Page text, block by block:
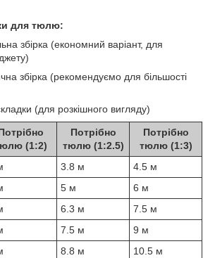
для тюлю:
збірка (економний варіант, для
збірка (рекомендуємо для більшості
(для розкішного вигляду)
(1:2)
Потрібно
тюлю (1:2.5)
Потрібно
тюлю (1:3)
3.8 м
4.5 м
5 м
6 м
6.3 м
7.5 м
7.5 м
9 м
8.8 м
10.5 м